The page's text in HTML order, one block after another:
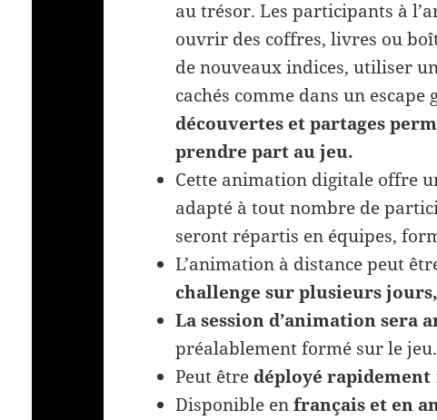
au trésor. Les participants à
ouvrir des coffres, livres ou
de nouveaux indices, utiliser
cachés comme dans un escape
découvertes et partages
prendre part au jeu.
Cette animation digitale offre
adapté à tout nombre de
seront répartis en équipes,
L’animation à distance peut
challenge sur plusieurs jours,
La session d’animation sera
préalablement formé sur le jeu.
Peut être déployé rapidement
Disponible enfrançais et en